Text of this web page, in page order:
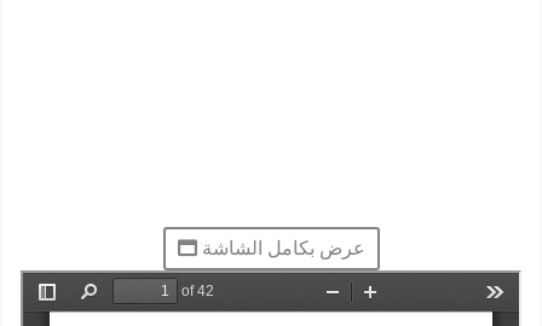
عرض بكامل الشاشة